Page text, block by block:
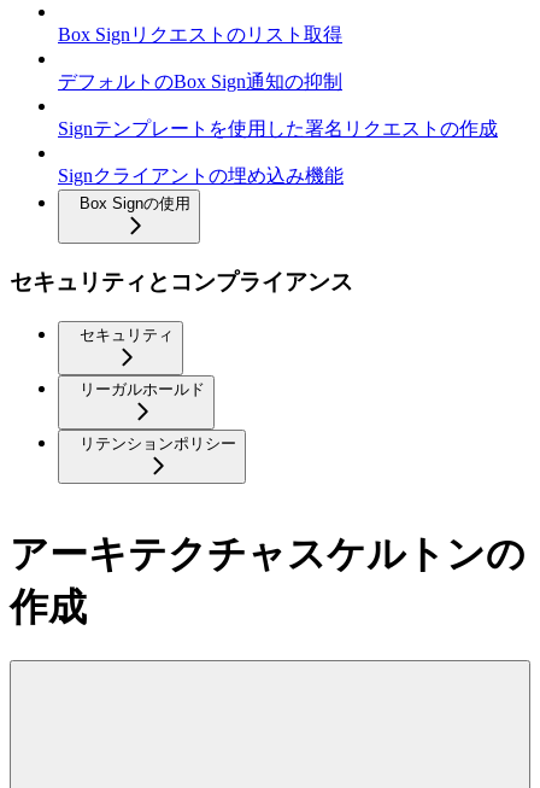
Box Signリクエストのリスト取得
デフォルトのBox Sign通知の抑制
Signテンプレートを使用した署名リクエストの作成
Signクライアントの埋め込み機能
Box Signの使用
セキュリティとコンプライアンス
セキュリティ
リーガルホールド
リテンションポリシー
アーキテクチャスケルトンの
作成